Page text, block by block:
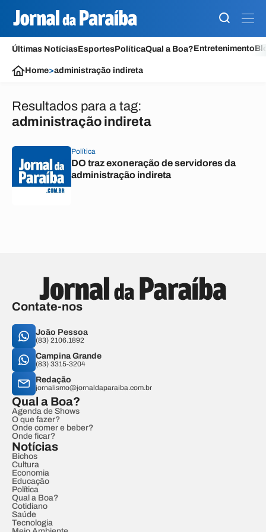
Últimas NotíciasEsportesPolíticaQual a Boa?Entretenimento
Home>administração indireta
Resultados para a tag:
administração indireta
Política
DO traz exoneração de servidores da
administração indireta
Contate-nos
João Pessoa
(83) 2106.1892
Campina Grande
(83) 3315-3204
Redação
jornalismo@jornaldaparaiba.com.br
Qual a Boa?
Agenda de Shows
O que fazer?
Onde comer e beber?
Onde ficar?
Notícias
Bichos
Cultura
Economia
Educação
Política
Qual a Boa?
Cotidiano
Saúde
Tecnologia